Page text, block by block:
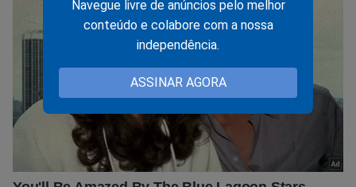
Navegue livre de anúncios pelo melhor
conteúdo e colabore com a nossa
independência.
ASSINAR AGORA